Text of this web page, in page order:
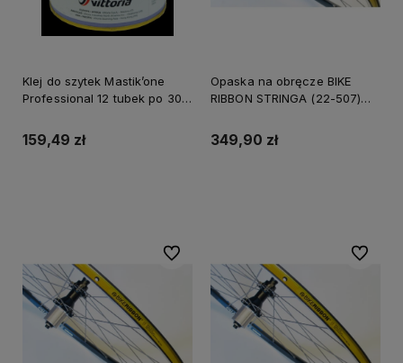
Klej do szytek Mastik’one
Professional 12 tubek po 30
159,49 zł
Opaska na obręcze BIKE
RIBBON STRINGA (22-507)
349,90 zł
Do ulubionych Do